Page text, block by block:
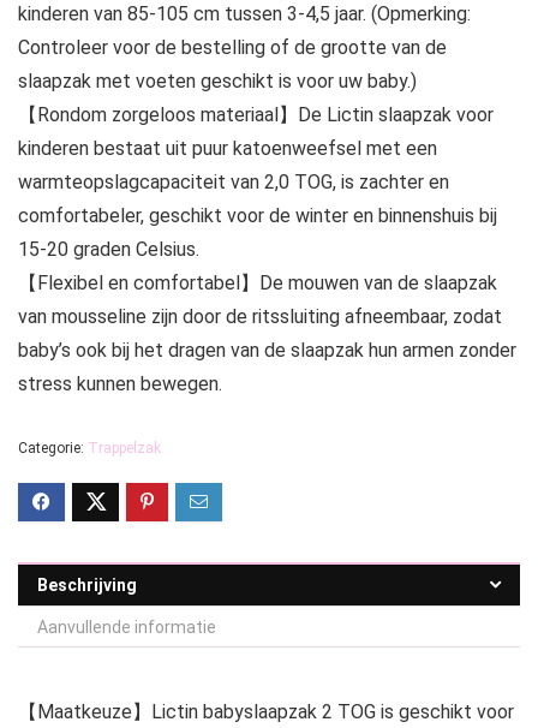
kinderen van 85-105 cm tussen 3-4,5 jaar. (Opmerking:
Controleer voor de bestelling of de grootte van de
slaapzak met voeten geschikt is voor uw baby.)
【Rondom zorgeloos materiaal】De Lictin slaapzak voor
kinderen bestaat uit puur katoenweefsel met een
warmteopslagcapaciteit van 2,0 TOG, is zachter en
comfortabeler, geschikt voor de winter en binnenshuis bij
15-20 graden Celsius.
【Flexibel en comfortabel】De mouwen van de slaapzak
van mousseline zijn door de ritssluiting afneembaar, zodat
baby’s ook bij het dragen van de slaapzak hun armen zonder
stress kunnen bewegen.
Categorie: Trappelzak
Beschrijving
Aanvullende informatie
【Maatkeuze】Lictin babyslaapzak 2 TOG is geschikt voor